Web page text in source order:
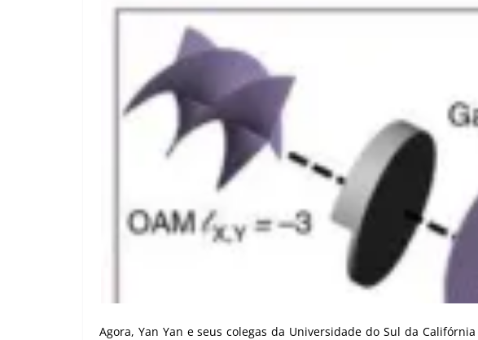
Agora, Yan Yan e seus colegas da Universidade do Sul da Califórnia